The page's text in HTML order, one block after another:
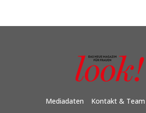
Mediadaten Kontakt & Team